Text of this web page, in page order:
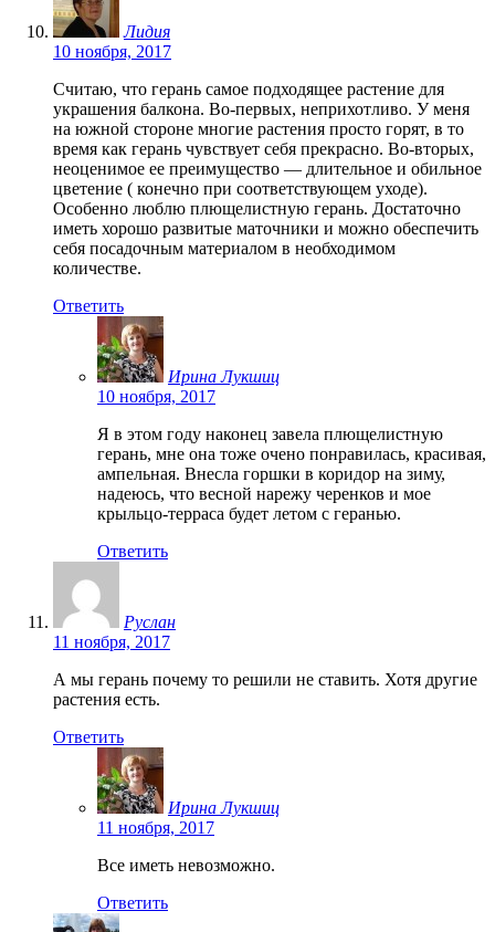
Лидия
10 ноября, 2017
Считаю, что герань самое подходящее растение для
украшения балкона. Во-первых, неприхотливо. У меня
на южной стороне многие растения просто горят, в то
время как герань чувствует себя прекрасно. Во-вторых,
неоценимое ее преимущество — длительное и обильное
цветение ( конечно при соответствующем уходе).
Особенно люблю плющелистную герань. Достаточно
иметь хорошо развитые маточники и можно обеспечить
себя посадочным материалом в необходимом
количестве.
Ответить
Ирина Лукшиц
10 ноября, 2017
Я в этом году наконец завела плющелистную
герань, мне она тоже очено понравилась, красивая,
ампельная. Внесла горшки в коридор на зиму,
надеюсь, что весной нарежу черенков и мое
крыльцо-терраса будет летом с геранью.
Ответить
Руслан
11 ноября, 2017
А мы герань почему то решили не ставить. Хотя другие
растения есть.
Ответить
Ирина Лукшиц
11 ноября, 2017
Все иметь невозможно.
Ответить